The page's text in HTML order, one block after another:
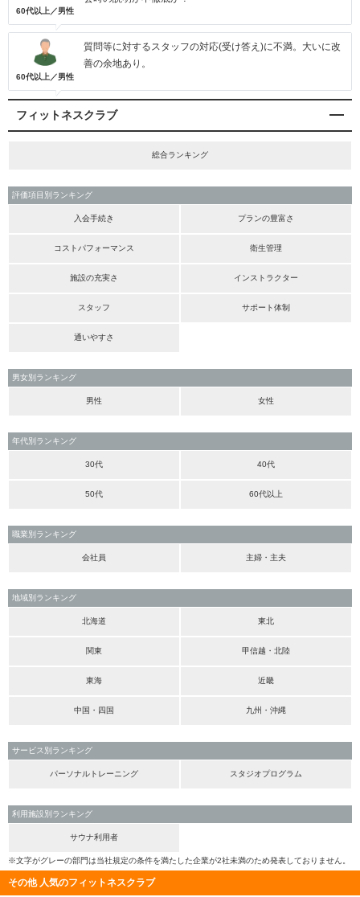
60代以上／男性
60代以上／男性
質問等に対するスタッフの対応(受け答え)に不満。大いに改
善の余地あり。
フィットネスクラブ
総合ランキング
評価項目別ランキング
入会手続き プランの豊富さ
コストパフォーマンス 衛生管理
施設の充実さ インストラクター
スタッフ サポート体制
通いやすさ
男女別ランキング
男性 女性
年代別ランキング
30代 40代
50代 60代以上
職業別ランキング
会社員 主婦・主夫
地域別ランキング
北海道 東北
関東 甲信越・北陸
東海 近畿
中国・四国 九州・沖縄
サービス別ランキング
パーソナルトレーニング スタジオプログラム
利用施設別ランキング
サウナ利用者
※文字がグレーの部門は当社規定の条件を満たした企業が2社未満のため発表しておりません。
その他 人気のフィットネスクラブ